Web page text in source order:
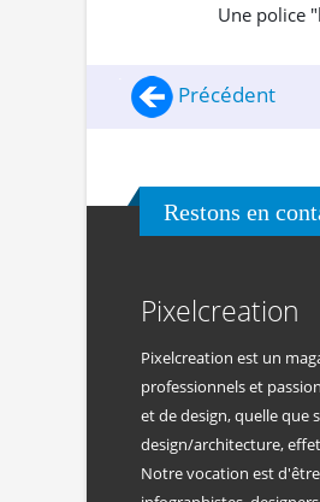
Une police
Précédent
Restons en
Pixelcreation
Pixelcreation est un
professionnels et
et de design, quelle que
design/architecture,
Notre vocation est